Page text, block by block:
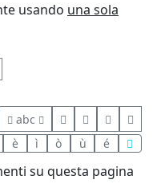
usando una sola
abc
è ì ò ù é
su questa pagina